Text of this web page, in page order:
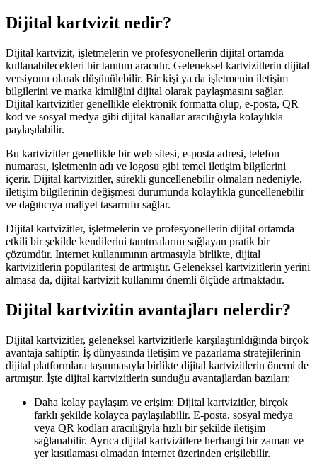
Dijital kartvizit nedir?
Dijital kartvizit, işletmelerin ve profesyonellerin dijital ortamda
kullanabilecekleri bir tanıtım aracıdır. Geleneksel kartvizitlerin dijital
versiyonu olarak düşünülebilir. Bir kişi ya da işletmenin iletişim
bilgilerini ve marka kimliğini dijital olarak paylaşmasını sağlar.
Dijital kartvizitler genellikle elektronik formatta olup, e-posta, QR
kod ve sosyal medya gibi dijital kanallar aracılığıyla kolaylıkla
paylaşılabilir.
Bu kartvizitler genellikle bir web sitesi, e-posta adresi, telefon
numarası, işletmenin adı ve logosu gibi temel iletişim bilgilerini
içerir. Dijital kartvizitler, sürekli güncellenebilir olmaları nedeniyle,
iletişim bilgilerinin değişmesi durumunda kolaylıkla güncellenebilir
ve dağıtıcıya maliyet tasarrufu sağlar.
Dijital kartvizitler, işletmelerin ve profesyonellerin dijital ortamda
etkili bir şekilde kendilerini tanıtmalarını sağlayan pratik bir
çözümdür. İnternet kullanımının artmasıyla birlikte, dijital
kartvizitlerin popülaritesi de artmıştır. Geleneksel kartvizitlerin yerini
almasa da, dijital kartvizit kullanımı önemli ölçüde artmaktadır.
Dijital kartvizitin avantajları nelerdir?
Dijital kartvizitler, geleneksel kartvizitlerle karşılaştırıldığında birçok
avantaja sahiptir. İş dünyasında iletişim ve pazarlama stratejilerinin
dijital platformlara taşınmasıyla birlikte dijital kartvizitlerin önemi de
artmıştır. İşte dijital kartvizitlerin sunduğu avantajlardan bazıları:
Daha kolay paylaşım ve erişim: Dijital kartvizitler, birçok
farklı şekilde kolayca paylaşılabilir. E-posta, sosyal medya
veya QR kodları aracılığıyla hızlı bir şekilde iletişim
sağlanabilir. Ayrıca dijital kartvizitlere herhangi bir zaman ve
yer kısıtlaması olmadan internet üzerinden erişilebilir.